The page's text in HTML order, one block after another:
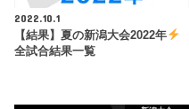
2022.10.1
【結果】夏の新潟大会2022年
全試合結果一覧